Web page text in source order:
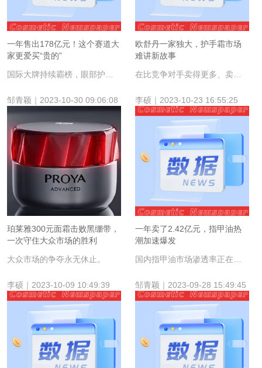
一年售出178亿元！这个赛道大
家更爱买“贵的”
邹青颖｜2023-10-30 09:06:08
欧舒丹一家独大，护手霜市场
难讲新故事
李硕｜2023-10-23 16:55:25
珀莱雅300元面霜击败黑绷带，
一次守住大众市场的胜利
大众市场的争夺永无休止。
李硕｜2023-10-09 10:49:39
一年卖了2.42亿元，指甲油热
潮加速爆发
邹青颖｜2023-09-28 15:49:45